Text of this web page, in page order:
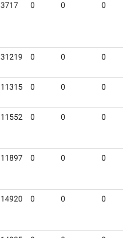
3717 0 0 0
31219 0 0 0
11315 0 0 0
11552 0 0 0
11897 0 0 0
14920 0 0 0